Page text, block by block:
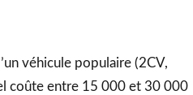
véhicule populaire (2CV,
coûte entre 15 000 et 30 000